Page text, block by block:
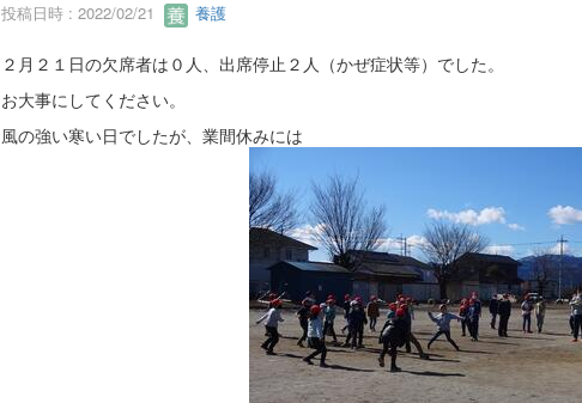
投稿日時 : 2022/02/21 養護
２月２１日の欠席者は０人、出席停止２人（かぜ症状等）でした。
お大事にしてください。
風の強い寒い日でしたが、業間休みには